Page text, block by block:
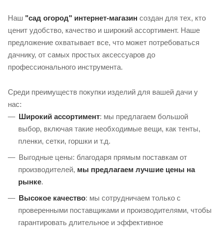
Наш "сад огород" интернет-магазин создан для тех, кто
ценит удобство, качество и широкий ассортимент. Наше
предложение охватывает все, что может потребоваться
дачнику, от самых простых аксессуаров до
профессионального инструмента.
Среди преимуществ покупки изделий для вашей дачи у
нас:
Широкий ассортимент: мы предлагаем большой
выбор, включая такие необходимые вещи, как тенты,
пленки, сетки, горшки и т.д.
Выгодные цены: благодаря прямым поставкам от
производителей, мы предлагаем лучшие цены на
рынке.
Высокое качество: мы сотрудничаем только с
проверенными поставщиками и производителями, чтобы
гарантировать длительное и эффективное